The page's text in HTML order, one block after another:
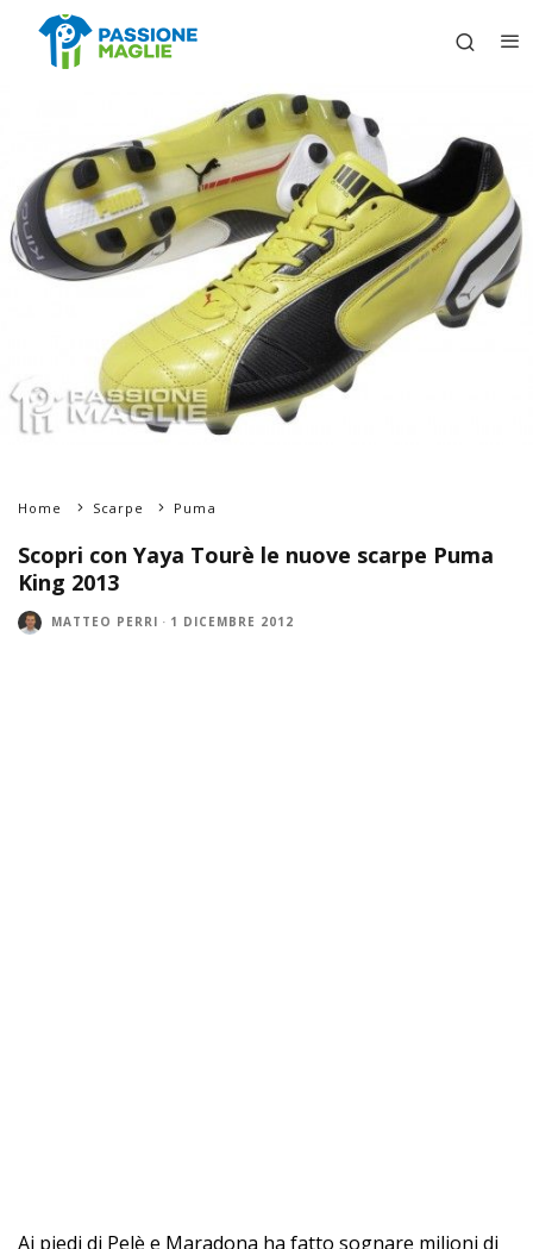
Home Scarpe Puma
Scopri con Yaya Tourè le nuove scarpe Puma
King 2013
MATTEO PERRI · 1 DICEMBRE 2012
Ai piedi di Pelè e Maradona ha fatto sognare milioni di